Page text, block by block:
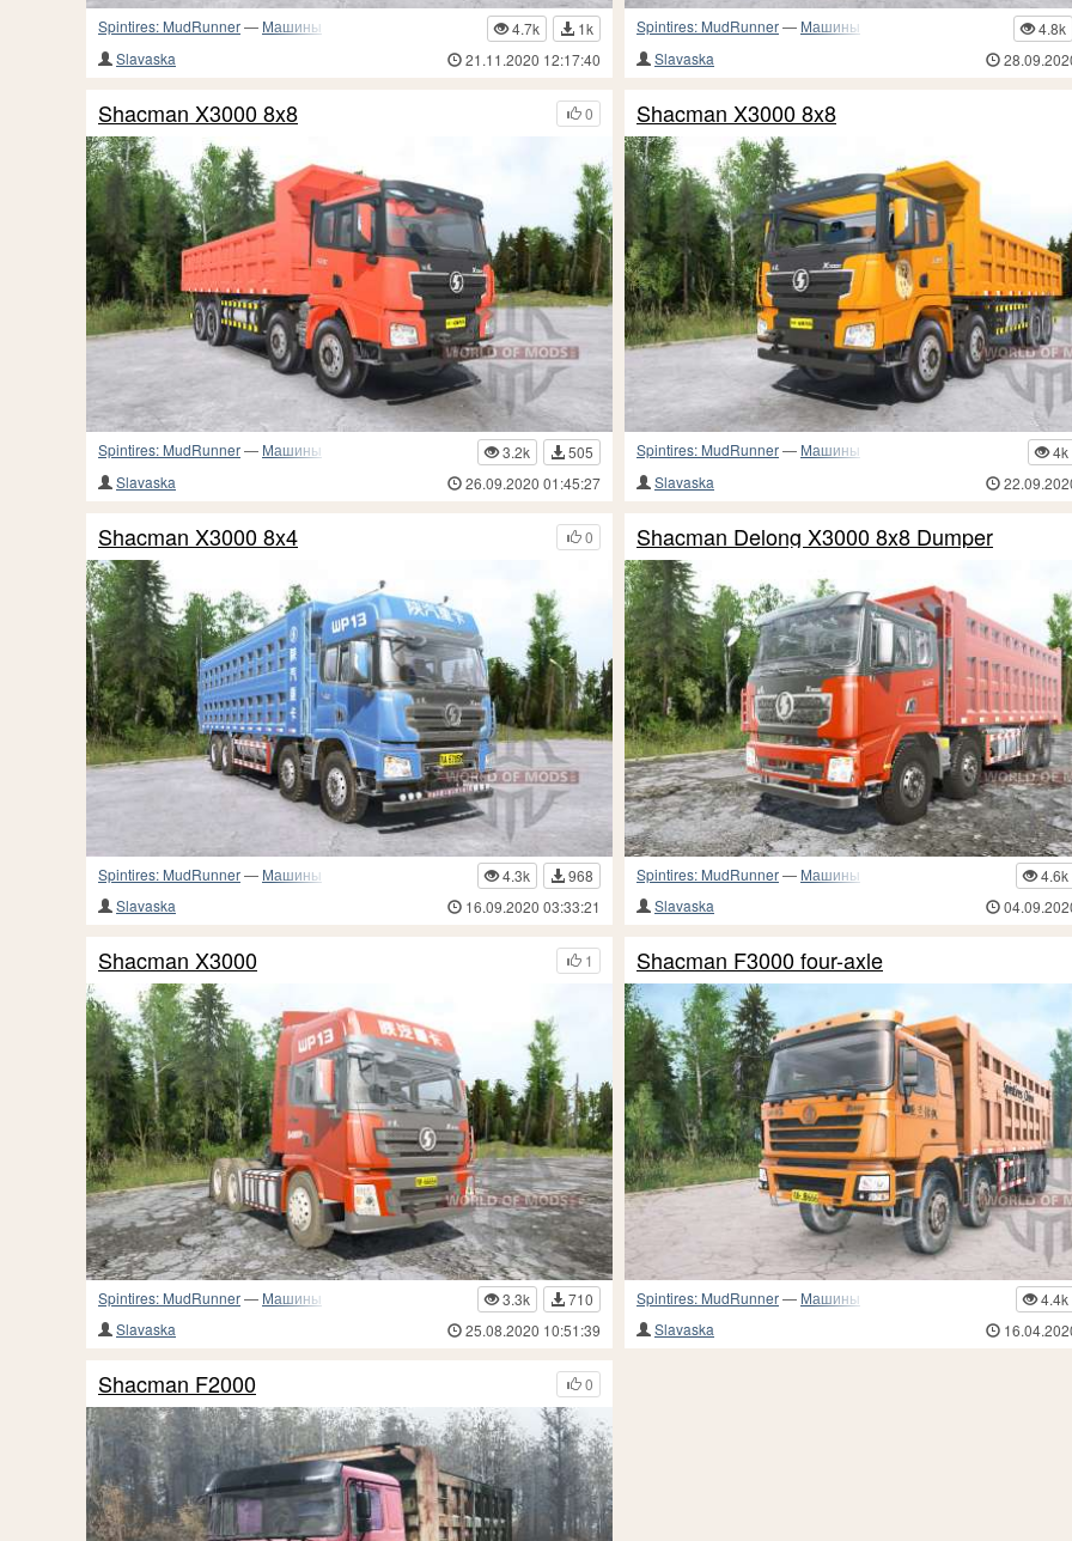
Spintires: MudRunner— Машины 4.7k
1k
Slavaska
21.11.2020 12:17:40
Spintires: MudRunner— Машины 4.8k
Slavaska
0
Shacman X3000 8x8
Spintires: MudRunner— Машины 3.2k
505
Slavaska
26.09.2020 01:45:27
Shacman X3000 8x8
Spintires: MudRunner— Машины 4k
Slavaska
0
Shacman X3000 8x4
Spintires: MudRunner— Машины 4.3k
968
Slavaska
16.09.2020 03:33:21
Shacman Delong X3000 8x8 Dumper
Spintires: MudRunner— Машины 4.6k
Slavaska
1
Shacman X3000
Spintires: MudRunner— Машины 3.3k
710
Slavaska
25.08.2020 10:51:39
Shacman F3000 four-axle
Spintires: MudRunner— Машины 4.4k
Slavaska
0
Shacman F2000